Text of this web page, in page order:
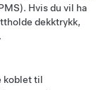
Hvis du vil ha
dekktrykk,
.
koblet til